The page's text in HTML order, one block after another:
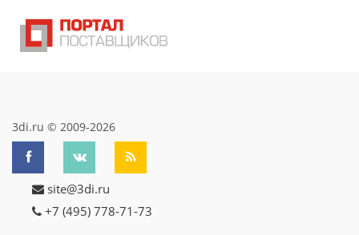
(Корпус стакана
по окружности):
гравировка по
окружности,
(Корпус стакана
3di.ru © 2009-2026
site@3di.ru
+7 (495) 778-71-73